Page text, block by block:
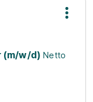
(m/w/d) Netto